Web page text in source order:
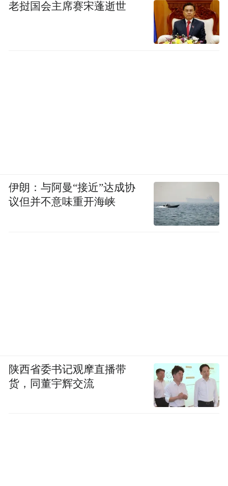
老挝国会主席赛宋蓬逝世
伊朗：与阿曼“接近”达成协
议但并不意味重开海峡
陕西省委书记观摩直播带
货，同董宇辉交流